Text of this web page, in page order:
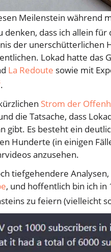
Meilenstein während
denken, dass ich allein
der unerschütterlichen
Lokad hatte das
La Redoute sowie mit
.
Strom der
die Tatsache, dass
gibt. Es besteht ein
Hunderte (in einigen
anzusehen.
tiefgehendere
, und hoffentlich bin ich
zu feiern (vielleicht